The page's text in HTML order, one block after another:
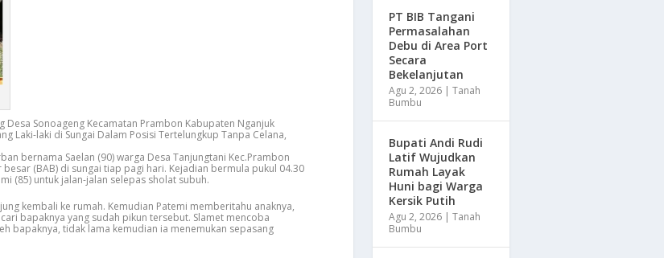
Sonoageng Kecamatan Prambon Kabupaten Nganjuk
Laki-laki di Sungai Dalam Posisi Tertelungkup Tanpa Celana,
bernama Saelan (90) warga Desa Tanjungtani Kec.Prambon
(BAB) di sungai tiap pagi hari. Kejadian bermula pukul 04.30
(85) untuk jalan-jalan selepas sholat subuh.
kembali ke rumah. Kemudian Patemi memberitahu anaknya,
bapaknya yang sudah pikun tersebut. Slamet mencoba
bapaknya, tidak lama kemudian ia menemukan sepasang
PT BIB Tangani
Permasalahan
Debu di Area Port
Secara
Bekelanjutan
Agu 2, 2026| Tanah
Bumbu
Bupati Andi Rudi
Latif Wujudkan
Rumah Layak
Huni bagi Warga
Kersik Putih
Agu 2, 2026| Tanah
Bumbu